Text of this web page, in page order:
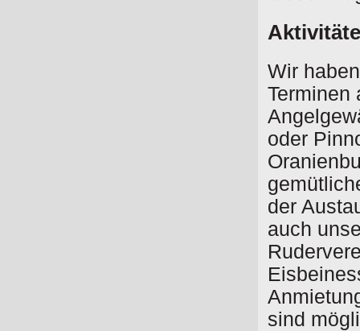
Wir
Terminen
oder
der
auch
sind